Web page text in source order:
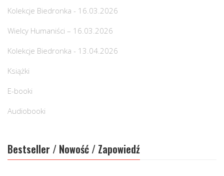
Kolekcje Biedronka - 16.03.2026
Wielcy Humaniści – 16.03.2026
Kolekcje Biedronka - 13.04.2026
Książki
E-booki
Audiobooki
Bestseller / Nowość / Zapowiedź